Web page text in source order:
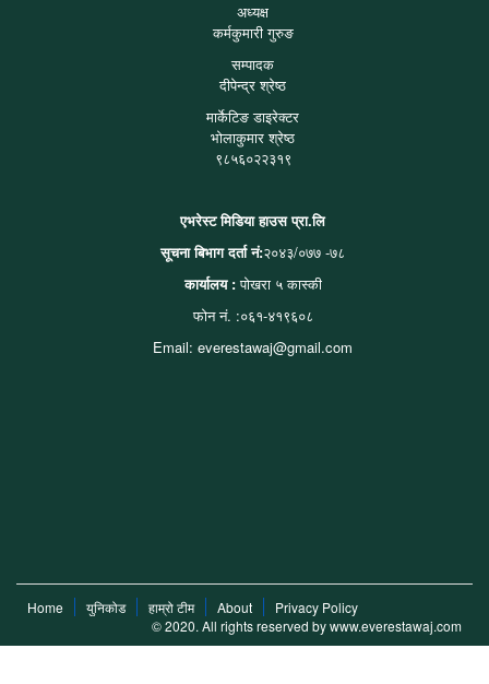
अध्यक्ष
कर्मकुमारी गुरुङ
सम्पादक
दीपेन्द्र श्रेष्ठ
मार्केटिङ डाइरेक्टर
भोलाकुमार श्रेष्ठ
९८५६०२२३१९
एभरेस्ट मिडिया हाउस प्रा.लि
सूचना बिभाग दर्ता नं:२०४३/०७७ -७८
कार्यालय :पोखरा ५ कास्की
फोन नं. :०६१-४१९६०८
Email: everestawaj@gmail.com
Home युनिकोड हाम्रो टीम About
Privacy Policy
© 2020. All rights reserved by www.everestawaj.com